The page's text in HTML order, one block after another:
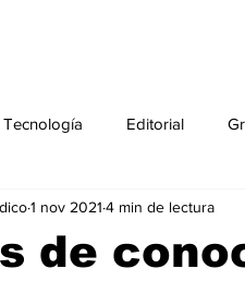
Tecnología Editorial
Agenda Sección
de
1 nov 2021 4 min de lectura